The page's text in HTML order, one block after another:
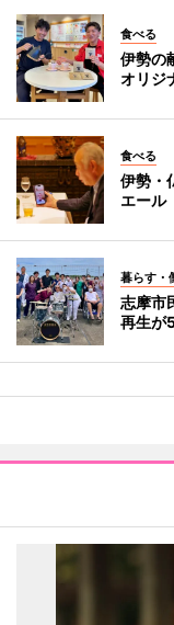
食べる
伊勢の
オリジ
食べる
伊勢・
エー
暮らす・
志摩市
再生が